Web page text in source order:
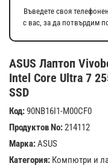
ASUS Лаптоп
Intel Core Ultra 7
SSD
Код:90NB16I1-M00CF0
Продуктов No:214112
Марка:ASUS
Категория: Компютри и
Въведете своя
с вас, за да потвърдим